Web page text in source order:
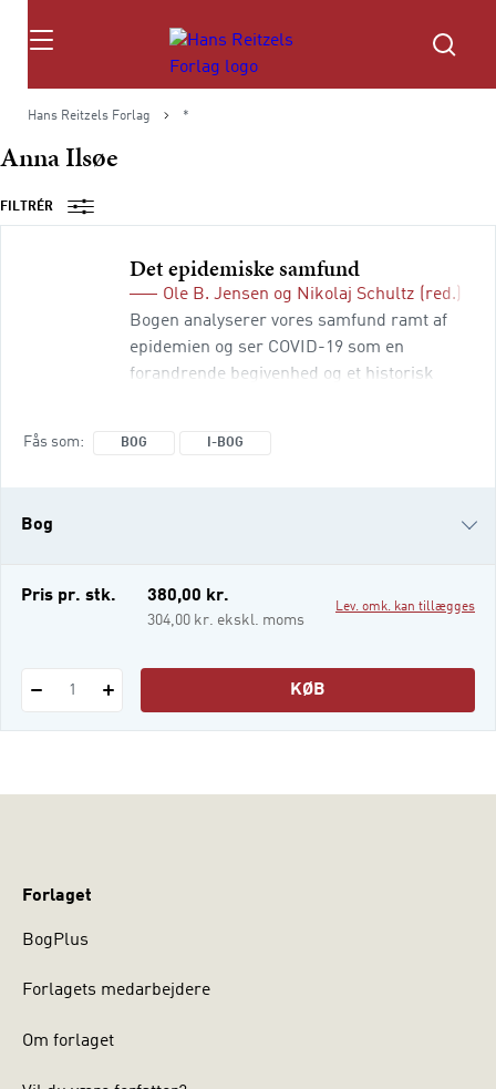
Søg
Hans Reitzels Forlag *
Anna Ilsøe
FILTRÉR
Det epidemiske samfund
Ole B. Jensen og Nikolaj Schultz
(red.)
Bogen analyserer vores samfund ramt af
epidemien og ser COVID-19 som en
forandrende begivenhed og et historisk
Fås som BOG I-BOG
Bog
i-bog
Pris pr. stk. 380,00 kr.
304,00 kr. ekskl. moms
Lev. omk. kan tillægges
1 KØB
Forlaget
BogPlus
Forlagets medarbejdere
Om forlaget